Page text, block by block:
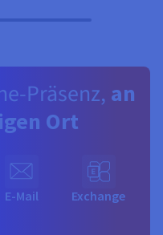
Präsenz, an
Ort
E-Mail Exchange